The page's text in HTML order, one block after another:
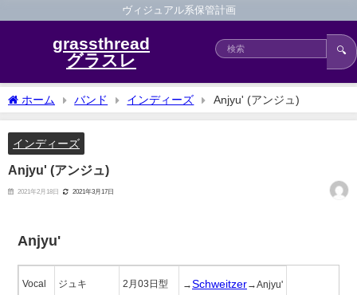
ヴィジュアル系保管計画
grassthread
グラスレ
🔍
ホーム バンド インディーズ Anjyu' (アンジュ)
インディーズ
Anjyu' (アンジュ)
2021年2月18日 2021年3月17日
Anjyu'
Vocal ジュキ 2月03日型 →Schweitzer→Anjyu'